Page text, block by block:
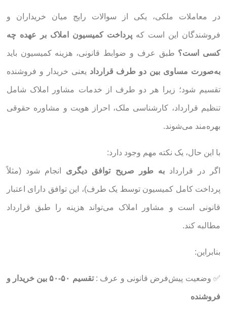
در معاملات ملکی، یکی از سوالات رایج میان خریداران و
فروشندگان این است که پرداخت کمیسیون املاک بر عهده چه
کسی است؟ طبق عرف و ضوابط قانونی، هزینه کمیسیون باید
به‌صورت مساوی بین دو طرف قرارداد یعنی خریدار و فروشنده
تقسیم شود؛ زیرا هر دو طرف از خدمات مشاور املاک شامل
تنظیم قرارداد، کارشناسی ملک، احراز هویت و مشاوره حقوقی
بهره‌مند می‌شوند.
با این حال، یک نکته مهم وجود دارد:
اگر در قراردادبه طور صریح توافق دیگری انجام شود (مثلاً
پرداخت کامل کمیسیون توسط یک طرف)، این توافق دارای اعتبار
قانونی است و مشاور املاک می‌تواند هزینه را طبق قرارداد
مطالبه کند.
بنابراین:
✅ وضعیت پیش‌فرض قانونی و عرف : تقسیم ۵۰-۵۰ بین خریدار و
فروشنده